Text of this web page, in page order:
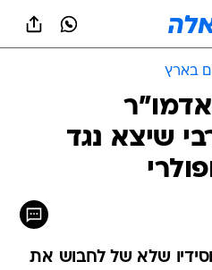
בארץ
שיצא נגד
שלא של לחבוש את